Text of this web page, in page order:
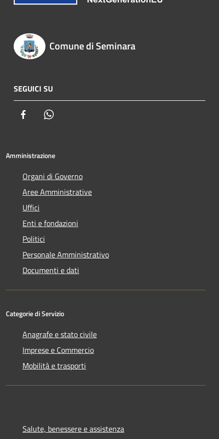
Comune di Seminara
SEGUICI SU
Facebook
Amministrazione
Organi di Governo
Aree Amministrative
Uffici
Enti e fondazioni
Politici
Personale Amministrativo
Documenti e dati
Categorie di Servizio
Anagrafe e stato civile
Imprese e Commercio
Mobilità e trasporti
Salute, benessere e assistenza